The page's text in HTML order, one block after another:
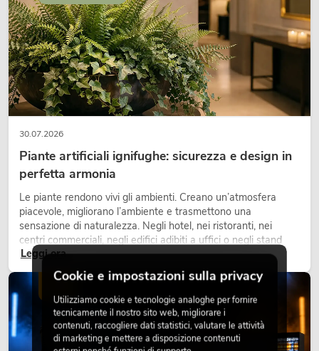
30.07.2026
Piante artificiali ignifughe: sicurezza e design in
perfetta armonia
Le piante rendono vivi gli ambienti. Creano un’atmosfera
piacevole, migliorano l’ambiente e trasmettono una
sensazione di naturalezza. Negli hotel, nei ristoranti, nei
centri commerciali, negli edifici adibiti a uffici o negli stand
fieristici, una vegetazione di alta qualità è ormai parte
integrante dei moderni progetti di arredamento.
Leggi ora
Cookie e impostazioni sulla privacy
Utilizziamo cookie e tecnologie analoghe per fornire
tecnicamente il nostro sito web, migliorare i
contenuti, raccogliere dati statistici, valutare le attività
di marketing e mettere a disposizione contenuti